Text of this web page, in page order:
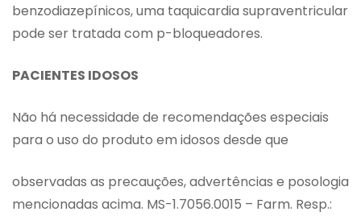
benzodiazepínicos, uma taquicardia supraventricular
pode ser tratada com p-bloqueadores.
PACIENTES IDOSOS
Não há necessidade de recomendações especiais
para o uso do produto em idosos desde que
observadas as precauções, advertências e posologia
mencionadas acima. MS-1.7056.0015 – Farm. Resp.: